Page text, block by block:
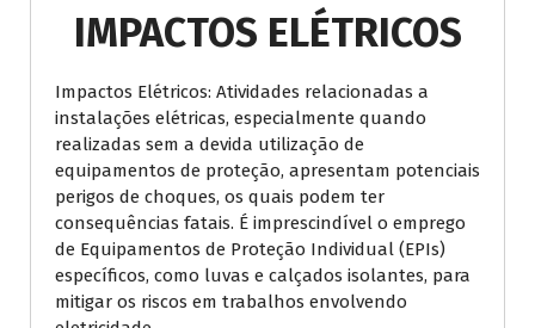
IMPACTOS ELÉTRICOS
Impactos Elétricos: Atividades relacionadas a
instalações elétricas, especialmente quando
realizadas sem a devida utilização de
equipamentos de proteção, apresentam potenciais
perigos de choques, os quais podem ter
consequências fatais. É imprescindível o emprego
de Equipamentos de Proteção Individual (EPIs)
específicos, como luvas e calçados isolantes, para
mitigar os riscos em trabalhos envolvendo